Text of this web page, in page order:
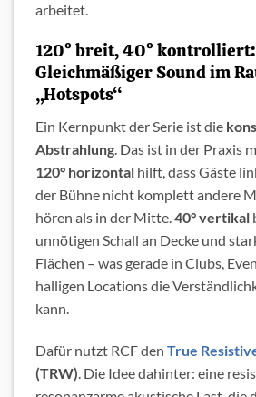
arbeitet.
120° breit, 40° kontrolliert:
Gleichmäßiger Sound im
„Hotspots“
Ein Kernpunkt der Serie ist die
Abstrahlung . Das ist in der Praxis
120° horizontal hilft, dass Gäste
der Bühne nicht komplett andere
hören als in der Mitte. 40° vertikal
unnötigen Schall an Decke und
Flächen – was gerade in Clubs,
halligen Locations die
kann.
Dafür nutzt RCF den True
(TRW) . Die Idee dahinter: eine